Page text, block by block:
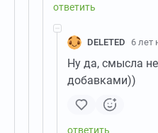
DELETED 6 лет
Ну да, смысла
добавками))